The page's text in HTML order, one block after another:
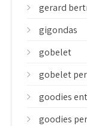
gerard
gigondas
gobelet
gobelet
goodies
goodies